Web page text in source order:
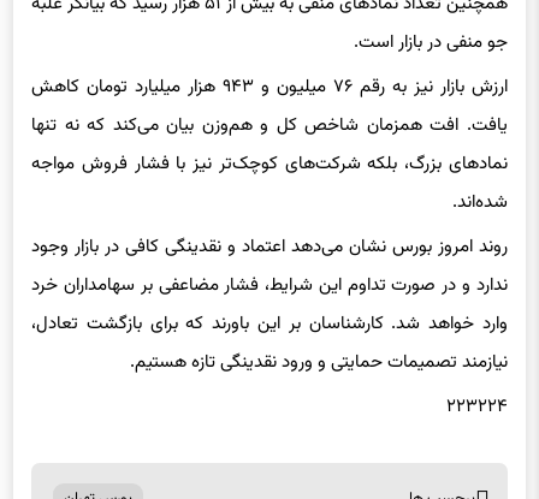
جو منفی در بازار است.
ارزش بازار نیز به رقم ۷۶ میلیون و ۹۴۳ هزار میلیارد تومان کاهش
یافت. افت همزمان شاخص کل و هم‌وزن بیان می‌کند که نه تنها
نمادهای بزرگ، بلکه شرکت‌های کوچک‌تر نیز با فشار فروش مواجه
شده‌اند.
روند امروز بورس نشان می‌دهد اعتماد و نقدینگی کافی در بازار وجود
ندارد و در صورت تداوم این شرایط، فشار مضاعفی بر سهامداران خرد
وارد خواهد شد. کارشناسان بر این باورند که برای بازگشت تعادل،
نیازمند تصمیمات حمایتی و ورود نقدینگی تازه هستیم.
۲۲۳۲۲۴